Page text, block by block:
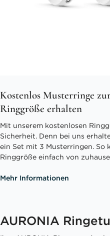
Kostenlos Musterringe
Ringgröße erhalten
Mit unserem kostenlosen
Sicherheit. Denn bei uns
ein Set mit 3 Musterringen. So
Ringgröße einfach von
Mehr Informationen
AURONIA